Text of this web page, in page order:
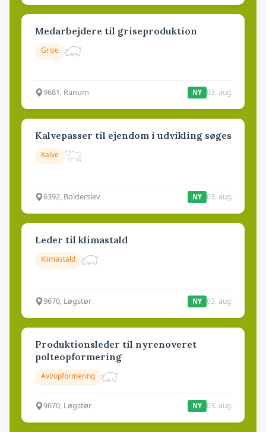
Medarbejdere til griseproduktion
Grise
9681, Ranum NY 03. aug.
Kalvepasser til ejendom i udvikling søges
Kalve
6392, Bolderslev NY 03. aug.
Leder til klimastald
Klimastald
9670, Løgstør NY 03. aug.
Produktionsleder til nyrenoveret
polteopformering
Avl/opformering
9670, Løgstør NY 03. aug.